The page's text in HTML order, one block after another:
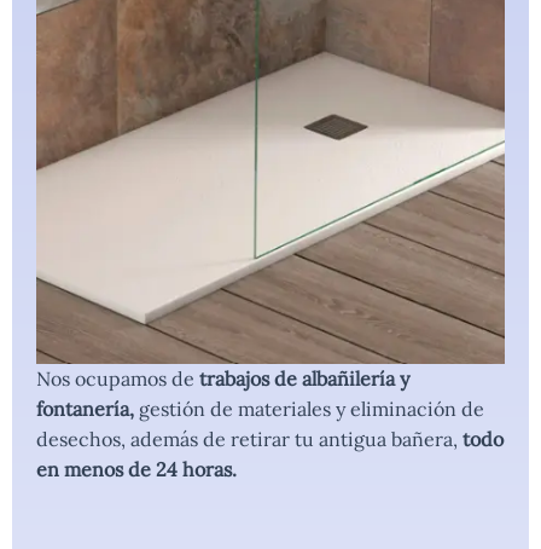
Nos ocupamos de trabajos de albañilería y
fontanería, gestión de materiales y eliminación de
desechos, además de retirar tu antigua bañera, todo
en menos de 24 horas.